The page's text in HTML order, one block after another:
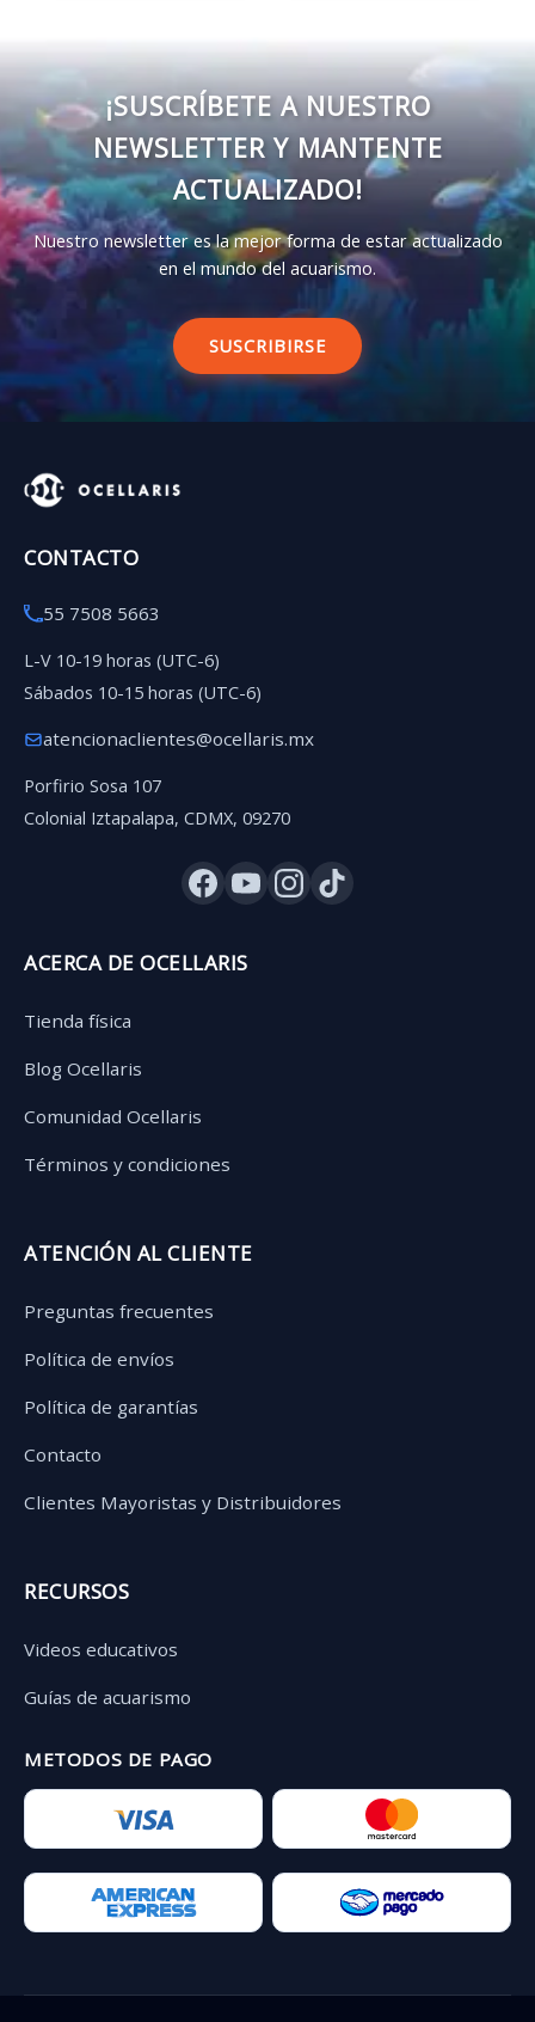
¡SUSCRÍBETE A NUESTRO
NEWSLETTER Y MANTENTE
ACTUALIZADO!
Nuestro newsletter es la mejor forma de estar actualizado
en el mundo del acuarismo.
SUSCRIBIRSE
CONTACTO
55 7508 5663
L-V 10-19 horas (UTC-6)
Sábados 10-15 horas (UTC-6)
atencionaclientes@ocellaris.mx
Porfirio Sosa 107
Colonial Iztapalapa, CDMX, 09270
ACERCA DE OCELLARIS
Tienda física
Blog Ocellaris
Comunidad Ocellaris
Términos y condiciones
ATENCIÓN AL CLIENTE
Preguntas frecuentes
Política de envíos
Política de garantías
Contacto
Clientes Mayoristas y Distribuidores
RECURSOS
Videos educativos
Guías de acuarismo
METODOS DE PAGO